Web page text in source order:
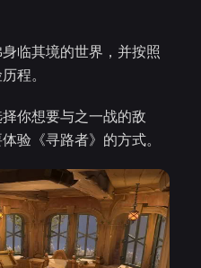
临其境的世界，并按照
程。
你想要与之一战的敌
验《寻路者》的方式。